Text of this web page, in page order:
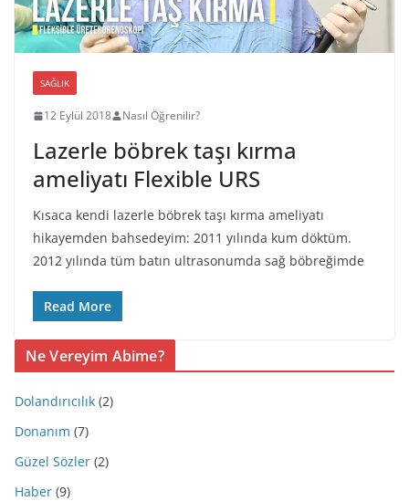
SAĞLIK
12 Eylül 2018 Nasıl Öğrenilir?
Lazerle böbrek taşı kırma
ameliyatı Flexible URS
Kısaca kendi lazerle böbrek taşı kırma ameliyatı
hikayemden bahsedeyim: 2011 yılında kum döktüm.
2012 yılında tüm batın ultrasonumda sağ böbreğimde
Read More
Ne Vereyim Abime?
Dolandırıcılık (2)
Donanım (7)
Güzel Sözler (2)
Haber (9)